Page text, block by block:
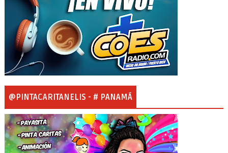
@PINTACARITANELIS - # PANAMÁ